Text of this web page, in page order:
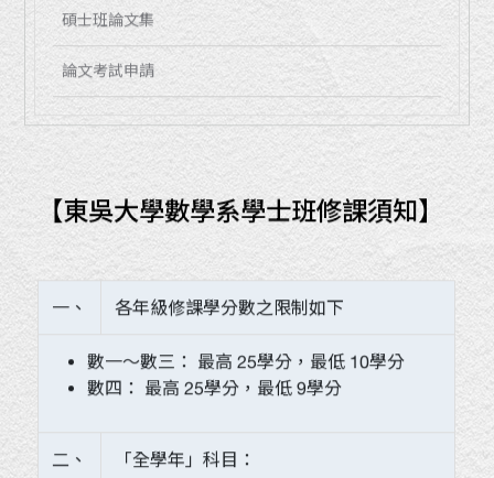
碩士班論文集
論文考試申請
【東吳大學數學系學士班修課須知】
一、 各年級修課學分數之限制如下
數一～數三： 最高 25學分，最低 10學分
數四： 最高 25學分，最低 9學分
二、 「全學年」科目：